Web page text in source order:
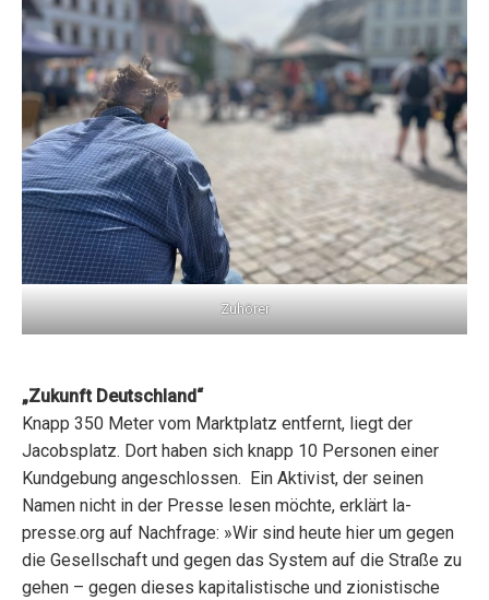
Zuhörer
„Zukunft Deutschland“
Knapp 350 Meter vom Marktplatz entfernt, liegt der
Jacobsplatz. Dort haben sich knapp 10 Personen einer
Kundgebung angeschlossen. Ein Aktivist, der seinen
Namen nicht in der Presse lesen möchte, erklärt la-
presse.org auf Nachfrage: »Wir sind heute hier um gegen
die Gesellschaft und gegen das System auf die Straße zu
gehen – gegen dieses kapitalistische und zionistische